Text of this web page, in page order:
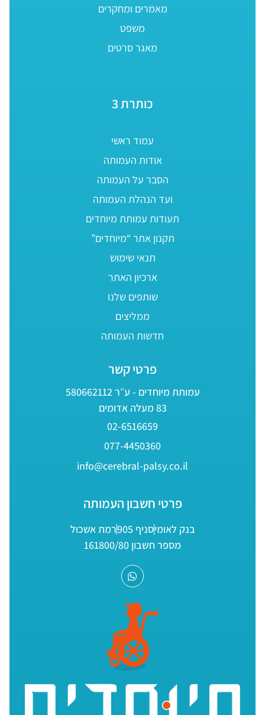
מאמרים ומחקרים
משפט
מאגר סרטים
כותרת 3
עמוד ראשי
אודות העמותה
הסבר על העמותה
ועד הנהלת העמותה
תעודות עמותת מיוחדים
תקנון אתר “מיוחדים”
תנאי שימוש
ארכיון האתר
שותפים שלנו
ממליצים
חדשות העמותה
פרטי קשר
עמותת מיוחדים - ע״ר 580662112
83 מעלה אדומים
02-6516659
077-4450360
info@cerebral-palsy.co.il
פרטי חשבון העמותה
בנק לאומיסניף 905
רמת אשכול
מספר חשבון 161800/80